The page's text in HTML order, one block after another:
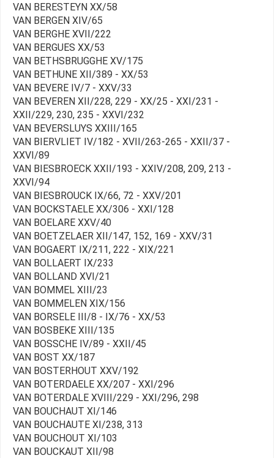
VAN BERESTEYN XX/58
VAN BERGEN XIV/65
VAN BERGHE XVII/222
VAN BERGUES XX/53
VAN BETHSBRUGGHE XV/175
VAN BETHUNE XII/389 - XX/53
VAN BEVERE IV/7 - XXV/33
VAN BEVEREN XII/228, 229 - XX/25 - XXI/231 -
XXII/229, 230, 235 - XXVI/232
VAN BEVERSLUYS XXIII/165
VAN BIERVLIET IV/182 - XVII/263-265 - XXII/37 -
XXVI/89
VAN BIESBROECK XXII/193 - XXIV/208, 209, 213 -
XXVI/94
VAN BIESBROUCK IX/66, 72 - XXV/201
VAN BOCKSTAELE XX/306 - XXI/128
VAN BOELARE XXV/40
VAN BOETZELAER XII/147, 152, 169 - XXV/31
VAN BOGAERT IX/211, 222 - XIX/221
VAN BOLLAERT IX/233
VAN BOLLAND XVI/21
VAN BOMMEL XIII/23
VAN BOMMELEN XIX/156
VAN BORSELE III/8 - IX/76 - XX/53
VAN BOSBEKE XIII/135
VAN BOSSCHE IV/89 - XXII/45
VAN BOST XX/187
VAN BOSTERHOUT XXV/192
VAN BOTERDAELE XX/207 - XXI/296
VAN BOTERDALE XVIII/229 - XXI/296, 298
VAN BOUCHAUT XI/146
VAN BOUCHAUTE XI/238, 313
VAN BOUCHOUT XI/103
VAN BOUCKAUT XII/98